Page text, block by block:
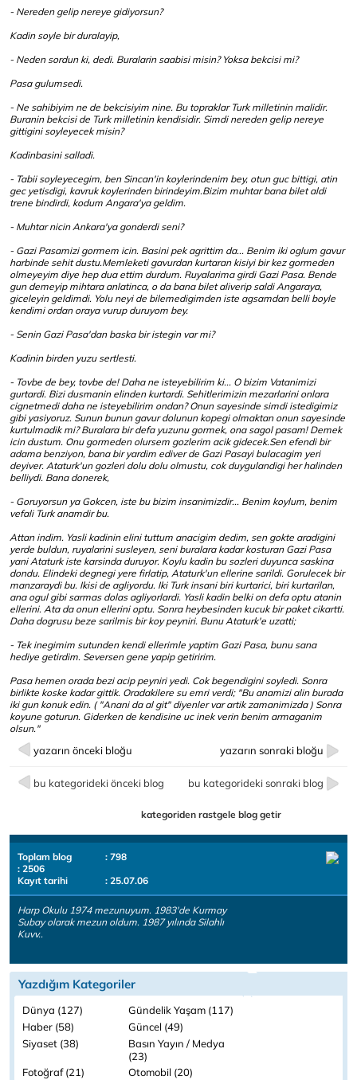
- Nereden gelip nereye gidiyorsun?
Kadin soyle bir duralayip,
- Neden sordun ki, dedi. Buralarin saabisi misin? Yoksa bekcisi mi?
Pasa gulumsedi.
- Ne sahibiyim ne de bekcisiyim nine. Bu topraklar Turk milletinin malidir.
Buranin bekcisi de Turk milletinin kendisidir. Simdi nereden gelip nereye
gittigini soyleyecek misin?
Kadinbasini salladi.
- Tabii soyleyecegim, ben Sincan'in koylerindenim bey, otun guc bittigi, atin
gec yetisdigi, kavruk koylerinden birindeyim.Bizim muhtar bana bilet aldi
trene bindirdi, kodum Angara'ya geldim.
- Muhtar nicin Ankara'ya gonderdi seni?
- Gazi Pasamizi gormem icin. Basini pek agrittim da... Benim iki oglum gavur
harbinde sehit dustu.Memleketi gavurdan kurtaran kisiyi bir kez gormeden
olmeyeyim diye hep dua ettim durdum. Ruyalarima girdi Gazi Pasa. Bende
gun demeyip mihtara anlatinca, o da bana bilet aliverip saldi Angaraya,
giceleyin geldimdi. Yolu neyi de bilemedigimden iste agsamdan belli boyle
kendimi ordan oraya vurup duruyom bey.
- Senin Gazi Pasa'dan baska bir istegin var mi?
Kadinin birden yuzu sertlesti.
- Tovbe de bey, tovbe de! Daha ne isteyebilirim ki... O bizim Vatanimizi
gurtardi. Bizi dusmanin elinden kurtardi. Sehitlerimizin mezarlarini onlara
cignetmedi daha ne isteyebilirim ondan? Onun sayesinde simdi istedigimiz
gibi yasiyoruz. Sunun bunun gavur dolunun kopegi olmaktan onun sayesinde
kurtulmadik mi? Buralara bir defa yuzunu gormek, ona sagol pasam! Demek
icin dustum. Onu gormeden olursem gozlerim acik gidecek.Sen efendi bir
adama benziyon, bana bir yardim ediver de Gazi Pasayi bulacagim yeri
deyiver. Ataturk'un gozleri dolu dolu olmustu, cok duygulandigi her halinden
belliydi. Bana donerek,
- Goruyorsun ya Gokcen, iste bu bizim insanimizdir... Benim koylum, benim
vefali Turk anamdir bu.
Attan indim. Yasli kadinin elini tuttum anacigim dedim, sen gokte aradigini
yerde buldun, ruyalarini susleyen, seni buralara kadar kosturan Gazi Pasa
yani Ataturk iste karsinda duruyor. Koylu kadin bu sozleri duyunca saskina
dondu. Elindeki degnegi yere firlatip, Ataturk'un ellerine sarildi. Gorulecek bir
manzaraydi bu. Ikisi de agliyordu. Iki Turk insani biri kurtarici, biri kurtarilan,
ana ogul gibi sarmas dolas agliyorlardi. Yasli kadin belki on defa optu atanin
ellerini. Ata da onun ellerini optu. Sonra heybesinden kucuk bir paket cikartti.
Daha dogrusu beze sarilmis bir koy peyniri. Bunu Ataturk'e uzatti;
- Tek inegimim sutunden kendi ellerimle yaptim Gazi Pasa, bunu sana
hediye getirdim. Seversen gene yapip getiririm.
Pasa hemen orada bezi acip peyniri yedi. Cok begendigini soyledi. Sonra
birlikte koske kadar gittik. Oradakilere su emri verdi; "Bu anamizi alin burada
iki gun konuk edin. ( "Anani da al git" diyenler var artik zamanimizda ) Sonra
koyune goturun. Giderken de kendisine uc inek verin benim armaganim
olsun."
yazarın önceki bloğu yazarın sonraki bloğu
bu kategorideki önceki blog bu kategorideki sonraki blog
kategoriden rastgele blog getir
Toplam blog
: 798
: 2506
Kayıt tarihi
: 25.07.06
Harp Okulu 1974 mezunuyum. 1983'de Kurmay
Subay olarak mezun oldum. 1987 yılında Silahlı
Kuvv..
Yazdığım Kategoriler
Dünya (127)
Gündelik Yaşam (117)
Haber (58)
Güncel (49)
Siyaset (38)
Basın Yayın / Medya
(23)
Fotoğraf (21) Otomobil (20)